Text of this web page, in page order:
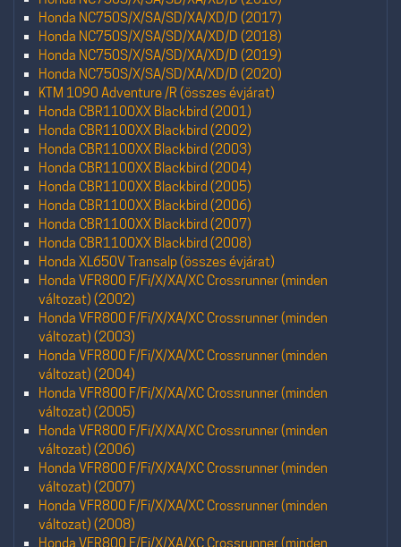
Honda NC750S/X/SA/SD/XA/XD/D (2017)
Honda NC750S/X/SA/SD/XA/XD/D (2018)
Honda NC750S/X/SA/SD/XA/XD/D (2019)
Honda NC750S/X/SA/SD/XA/XD/D (2020)
KTM 1090 Adventure /R (összes évjárat)
Honda CBR1100XX Blackbird (2001)
Honda CBR1100XX Blackbird (2002)
Honda CBR1100XX Blackbird (2003)
Honda CBR1100XX Blackbird (2004)
Honda CBR1100XX Blackbird (2005)
Honda CBR1100XX Blackbird (2006)
Honda CBR1100XX Blackbird (2007)
Honda CBR1100XX Blackbird (2008)
Honda XL650V Transalp (összes évjárat)
Honda VFR800 F/Fi/X/XA/XC Crossrunner (minden
változat) (2002)
Honda VFR800 F/Fi/X/XA/XC Crossrunner (minden
változat) (2003)
Honda VFR800 F/Fi/X/XA/XC Crossrunner (minden
változat) (2004)
Honda VFR800 F/Fi/X/XA/XC Crossrunner (minden
változat) (2005)
Honda VFR800 F/Fi/X/XA/XC Crossrunner (minden
változat) (2006)
Honda VFR800 F/Fi/X/XA/XC Crossrunner (minden
változat) (2007)
Honda VFR800 F/Fi/X/XA/XC Crossrunner (minden
változat) (2008)
Honda VFR800 F/Fi/X/XA/XC Crossrunner (minden